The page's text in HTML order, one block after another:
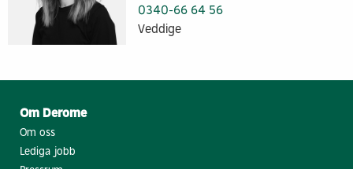
0340-66 64 56
Veddige
Om Derome
Om oss
Lediga jobb